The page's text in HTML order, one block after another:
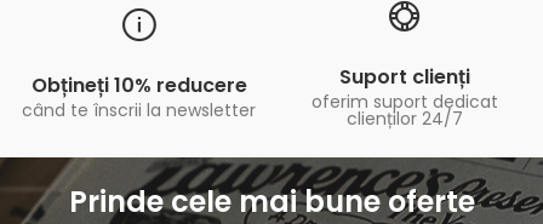
Obțineți 10% reducere
când te înscrii la newsletter
Suport clienți
oferim suport dedicat
clienților 24/7
Prinde cele mai bune oferte